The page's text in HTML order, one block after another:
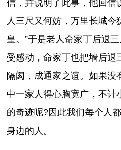
信，并说明了此事，他回信
人三尺又何妨，万里长城今
皇。”于是老人命家丁后退
受感动，命家丁也把墙后退
隔阂，成通家之谊。如果没
中一家人得心胸宽广，不计
的奇迹呢?因此我们每个人
身边的人。